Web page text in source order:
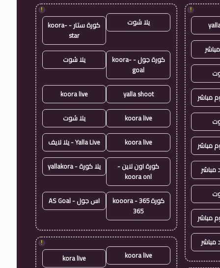
!
مباشر
مباشر
مباشر
مباشر
مباشر
!
يلا شوت
كورة ستار - koora-
star
كورة جول - koora-
goal
يلا شوت
yalla shoot
koora live
koora live يلا شوت
koora live Yalla Live - يلا لايف
كورة اون لاين -
koora onl
يلا كورة - yallakora
كورة 365 - kooora
365
اس جول - AS Goal
!
koora live
kora live